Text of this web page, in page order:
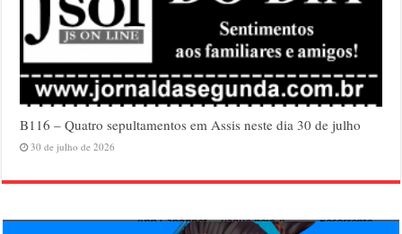
B116 – Quatro sepultamentos em Assis neste dia 30 de julho
30 de julho de 2026